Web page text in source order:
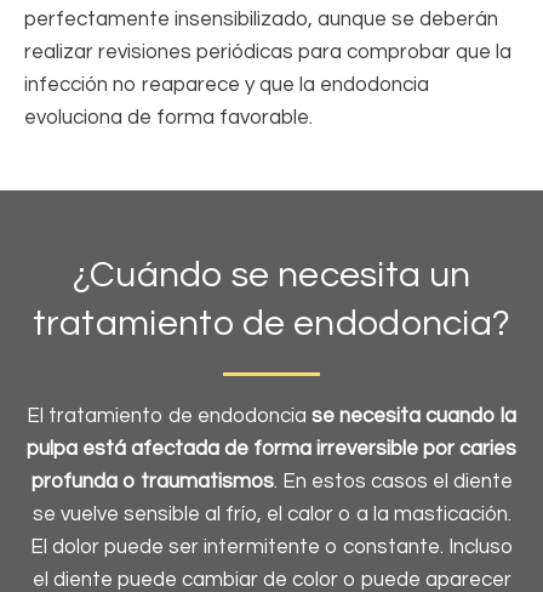
perfectamente insensibilizado, aunque se deberán
realizar revisiones periódicas para comprobar que la
infección no reaparece y que la endodoncia
evoluciona de forma favorable.
¿Cuándo se necesita un
tratamiento de endodoncia?
El tratamiento de endodoncia se necesita cuando la
pulpa está afectada de forma irreversible por caries
profunda o traumatismos. En estos casos el diente
se vuelve sensible al frío, el calor o a la masticación.
El dolor puede ser intermitente o constante. Incluso
el diente puede cambiar de color o puede aparecer